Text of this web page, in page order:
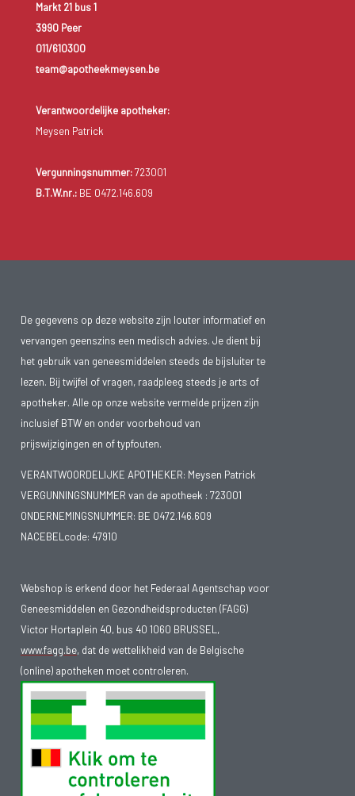
Markt 21 bus 1
3990 Peer
011/610300
team@apotheekmeysen.be
Verantwoordelijke apotheker:
Meysen Patrick
Vergunningsnummer:723001
B.T.W.nr.:BE 0472.146.609
De gegevens op deze website zijn louter informatief en
vervangen geenszins een medisch advies. Je dient bij
het gebruik van geneesmiddelen steeds de bijsluiter te
lezen. Bij twijfel of vragen, raadpleeg steeds je arts of
apotheker. Alle op onze website vermelde prijzen zijn
inclusief BTW en onder voorbehoud van
prijswijzigingen en of typfouten.
VERANTWOORDELIJKE APOTHEKER: Meysen Patrick
VERGUNNINGSNUMMER van de apotheek : 723001
ONDERNEMINGSNUMMER: BE 0472.146.609
NACEBELcode: 47910
Webshop is erkend door het Federaal Agentschap voor
Geneesmiddelen en Gezondheidsproducten (FAGG)
Victor Hortaplein 40, bus 40 1060 BRUSSEL,
www.fagg.be, dat de wettelikheid van de Belgische
(online) apotheken moet controleren.